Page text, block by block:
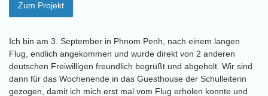
Zum Projekt
Ich bin am 3. September in Phnom Penh, nach einem langen
Flug, endlich angekommen und wurde direkt von 2 anderen
deutschen Freiwilligen freundlich begrüßt und abgeholt. Wir sind
dann für das Wochenende in das Guesthouse der Schulleiterin
gezogen, damit ich mich erst mal vom Flug erholen konnte und